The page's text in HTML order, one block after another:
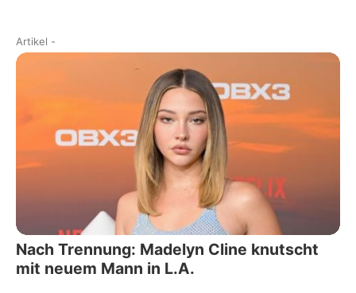
Artikel -
Nach Trennung: Madelyn Cline knutscht
mit neuem Mann in L.A.